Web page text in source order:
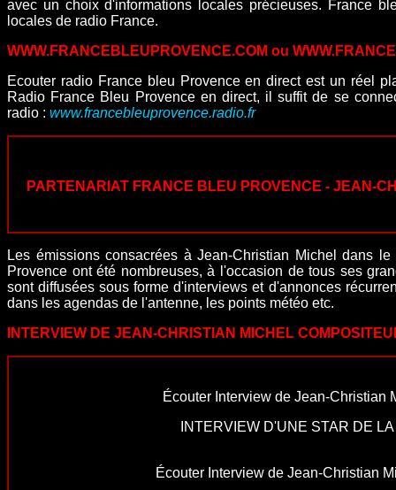
avec un choix d'informations locales précieuses. France
locales de radio France.
WWW.FRANCEBLEUPROVENCE.COM ou
Ecouter radio France bleu Provence en direct est un réel
Radio France Bleu Provence en direct, il suffit de se
radio : www.francebleuprovence.radio.fr
PARTENARIAT FRANCE BLEU PROVENCE - JEAN-
Les émissions consacrées à Jean-Christian Michel dans
Provence ont été nombreuses, à l'occasion de tous ses
sont diffusées sous forme d'interviews et d'annonces
dans les agendas de l'antenne, les points météo etc.
INTERVIEW DE JEAN-CHRISTIAN MICHEL
Écouter Interview de Jean-Christian
INTERVIEW D'UNE STAR DE
Écouter Interview de Jean-Christian